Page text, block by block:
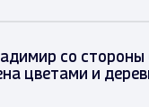
со стороны
цветами и